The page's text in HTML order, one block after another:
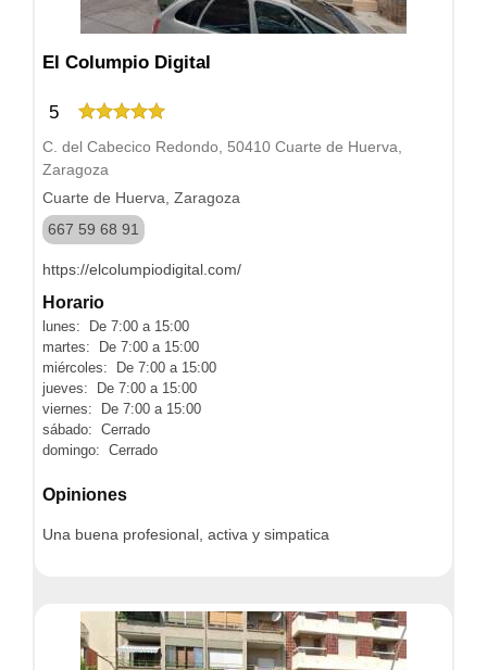
El Columpio Digital
5
C. del Cabecico Redondo, 50410 Cuarte de Huerva,
Zaragoza
Cuarte de Huerva, Zaragoza
667 59 68 91
https://elcolumpiodigital.com/
Horario
lunes: De 7:00 a 15:00
martes: De 7:00 a 15:00
miércoles: De 7:00 a 15:00
jueves: De 7:00 a 15:00
viernes: De 7:00 a 15:00
sábado: Cerrado
domingo: Cerrado
Opiniones
Una buena profesional, activa y simpatica